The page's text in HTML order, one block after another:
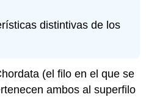
distintivas de los
(el filo en el que se
ambos al superfilo